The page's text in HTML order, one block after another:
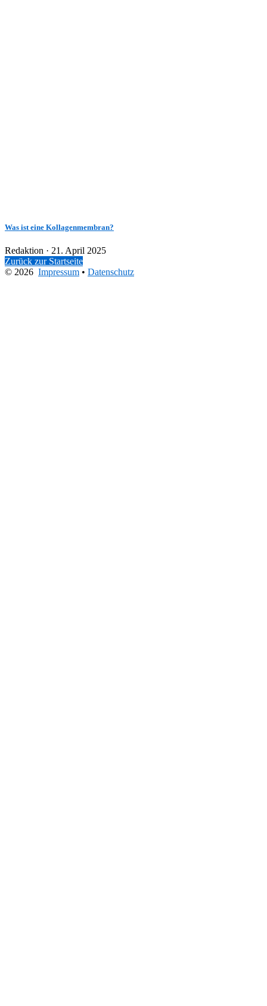
Was ist eine Kollagenmembran?
Redaktion · Veröffentlicht
am
21. April 2025
Zurück zur Startseite
© 2026 Impressum • Datenschutz